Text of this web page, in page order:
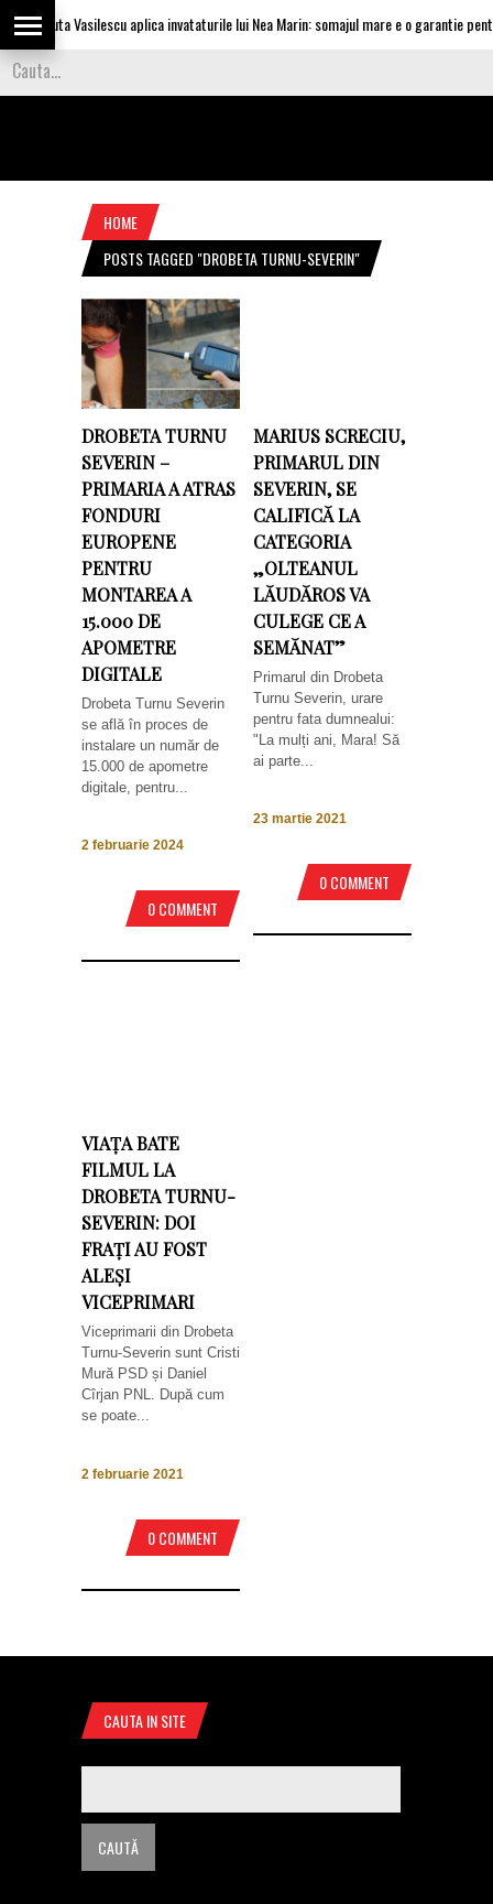
Olguta Vasilescu aplica invataturile lui Nea Marin: somajul mare e o garantie
HOME
POSTS TAGGED "DROBETA TURNU-SEVERIN"
DROBETA TURNU
SEVERIN –
PRIMARIA A ATRAS
FONDURI
EUROPENE
PENTRU
MONTAREA A
15.000 DE
APOMETRE
DIGITALE
Drobeta Turnu Severin
se află în proces de
instalare un număr de
15.000 de apometre
digitale, pentru...
2 februarie 2024
0 COMMENT
MARIUS SCRECIU,
PRIMARUL DIN
SEVERIN, SE
CALIFICĂ LA
CATEGORIA
„OLTEANUL
LĂUDĂROS VA
CULEGE CE A
SEMĂNAT”
Primarul din Drobeta
Turnu Severin, urare
pentru fata dumnealui:
"La mulți ani, Mara! Să
ai parte...
23 martie 2021
0 COMMENT
VIAȚA BATE
FILMUL LA
DROBETA TURNU-
SEVERIN: DOI
FRAȚI AU FOST
ALEȘI
VICEPRIMARI
Viceprimarii din Drobeta
Turnu-Severin sunt Cristi
Mură PSD și Daniel
Cîrjan PNL. După cum
se poate...
2 februarie 2021
0 COMMENT
CAUTA IN SITE